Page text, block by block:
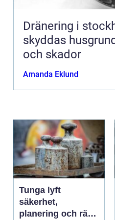
Dränering i
skyddas
och skador
Amanda Eklund
Tunga lyft
säkerhet,
planering och rätt